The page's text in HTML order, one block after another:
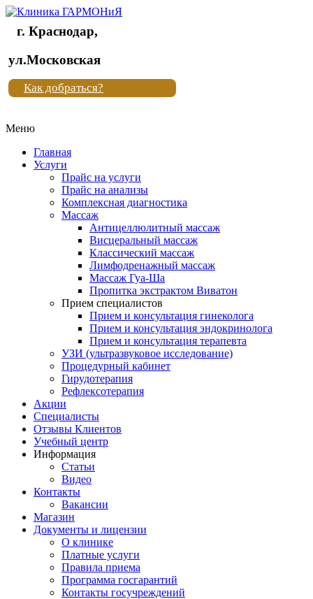
Клиника
"Новая
жизнь"
Клиника
жизнь"
г. Краснодар,
ул.Московская
Как добраться?
Меню
Главная
Услуги
Прайс на услуги
Прайс на анализы
Комплексная диагностика
Массаж
Антицеллюлитный массаж
Висцеральный массаж
Классический массаж
Лимфодренажный массаж
Массаж Гуа-Ша
Пропитка экстрактом Виватон
Прием специалистов
Прием и консультация гинеколога
Прием и консультация эндокринолога
Прием и консультация терапевта
УЗИ (ультразвуковое исследование)
Процедурный кабинет
Гирудотерапия
Рефлексотерапия
Акции
Специалисты
Отзывы Клиентов
Учебный центр
Информация
Статьи
Видео
Контакты
Вакансии
Магазин
Документы и лицензии
О клинике
Платные услуги
Правила приема
Программа госгарантий
Контакты госучреждений